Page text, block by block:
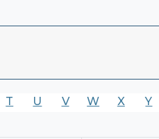
T U V W X Y